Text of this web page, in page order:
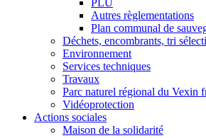
PLU
Autres règlementations
Plan communal de
Déchets, encombrants, tri
Environnement
Services techniques
Travaux
Parc naturel régional du Vexin
Vidéoprotection
Actions sociales
Maison de la solidarité